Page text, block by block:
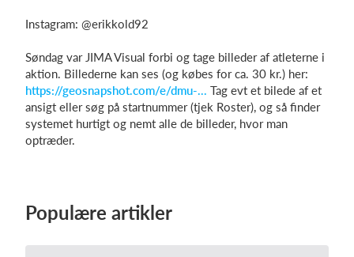
Instagram: @erikkold92
Søndag var JIMA Visual forbi og tage billeder af atleterne i
aktion. Billederne kan ses (og købes for ca. 30 kr.) her:
https://geosnapshot.com/e/dmu-... Tag evt et bilede af et
ansigt eller søg på startnummer (tjek Roster), og så finder
systemet hurtigt og nemt alle de billeder, hvor man
optræder.
Populære artikler